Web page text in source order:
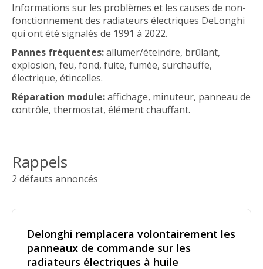
Informations sur les problèmes et les causes de non-
fonctionnement des radiateurs électriques DeLonghi
qui ont été signalés de 1991 à 2022.
Pannes fréquentes:allumer/éteindre, brûlant,
explosion, feu, fond, fuite, fumée, surchauffe,
électrique, étincelles.
Réparation module:affichage, minuteur, panneau de
contrôle, thermostat, élément chauffant.
Rappels
2 défauts annoncés
Delonghi remplacera volontairement les
panneaux de commande sur les
radiateurs électriques à huile